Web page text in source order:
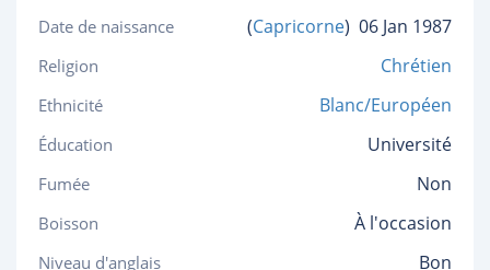
Date de naissance (Capricorne) 06 Jan 1987
Religion Chrétien
Ethnicité Blanc/Européen
Éducation Université
Fumée Non
Boisson À l'occasion
Niveau d'anglais Bon